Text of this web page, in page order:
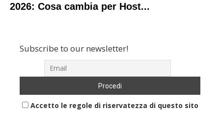
2026: Cosa cambia per Host...
Subscribe to our newsletter!
Accetto le regole di riservatezza di questo sito